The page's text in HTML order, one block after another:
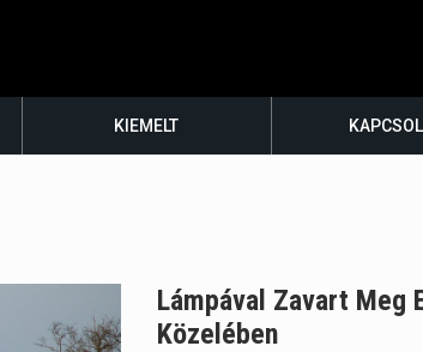
KIEMELT
Lámpával Zavart Meg
Közelében